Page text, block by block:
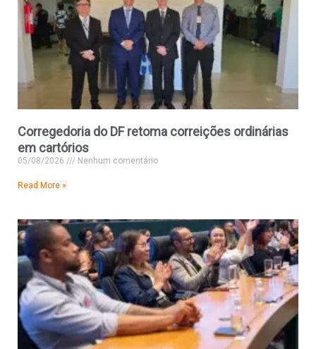
Corregedoria do DF retoma correições ordinárias
em cartórios
05/08/2026 Nenhum comentário
Read More »